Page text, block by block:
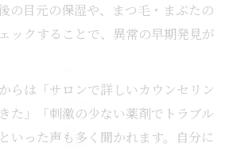
の目元の保湿や、まつ毛・まぶたの
ックすることで、異常の早期発見が
らは「サロンで詳しいカウンセリン
た」「刺激の少ない薬剤でトラブル
いった声も多く聞かれます。自分に